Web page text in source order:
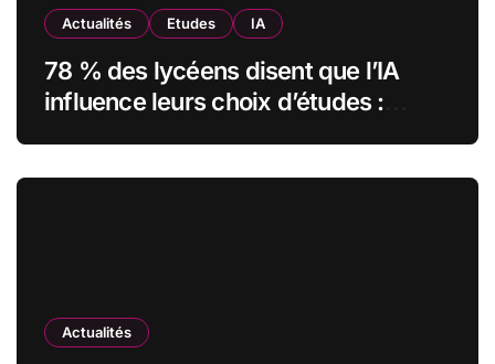
Actualités Etudes IA
78 % des lycéens disent que l’IA
influence leurs choix d’études :
Actualités